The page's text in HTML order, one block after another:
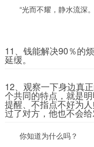
“光而不耀，静水流深
11、钱能解决90％的
延缓。
12、观察一下身边真
个共同的特点，就是
提醒、不指点不好为
过了对方，他也不会
你知道为什么吗？